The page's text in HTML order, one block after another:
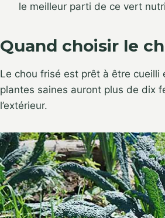
le meilleur parti de ce vert
Quand choisir le
Le chou frisé est prêt à être
plantes saines auront plus de dix
l’extérieur.